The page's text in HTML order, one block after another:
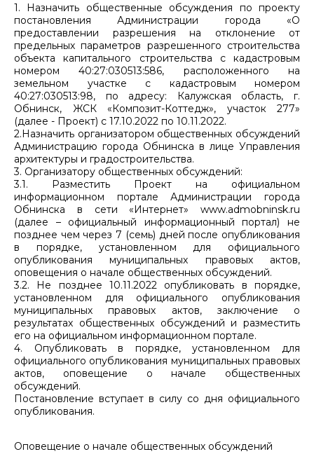
1. Назначить общественные обсуждения по проекту
постановления Администрации города «О
предоставлении разрешения на отклонение от
предельных параметров разрешенного строительства
объекта капитального строительства с кадастровым
номером 40:27:030513:586, расположенного на
земельном участке с кадастровым номером
40:27:030513:98, по адресу: Калужская область, г.
Обнинск, ЖСК «Композит-Коттедж», участок 277»
(далее - Проект) с 17.10.2022 по 10.11.2022.
2.Назначить организатором общественных обсуждений
Администрацию города Обнинска в лице Управления
архитектуры и градостроительства.
3. Организатору общественных обсуждений:
3.1. Разместить Проект на официальном
информационном портале Администрации города
Обнинска в сети «Интернет» www.admobninsk.ru
(далее – официальный информационный портал) не
позднее чем через 7 (семь) дней после опубликования
в порядке, установленном для официального
опубликования муниципальных правовых актов,
оповещения о начале общественных обсуждений.
3.2. Не позднее 10.11.2022 опубликовать в порядке,
установленном для официального опубликования
муниципальных правовых актов, заключение о
результатах общественных обсуждений и разместить
его на официальном информационном портале.
4. Опубликовать в порядке, установленном для
официального опубликования муниципальных правовых
актов, оповещение о начале общественных
обсуждений.
Постановление вступает в силу со дня официального
опубликования.
Оповещение о начале общественных обсуждений